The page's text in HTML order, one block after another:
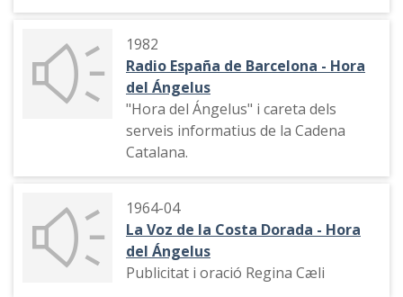
1982
Radio España de Barcelona - Hora
del Ángelus
"Hora del Ángelus" i careta dels
serveis informatius de la Cadena
Catalana.
1964-04
La Voz de la Costa Dorada - Hora
del Ángelus
Publicitat i oració Regina Cæli